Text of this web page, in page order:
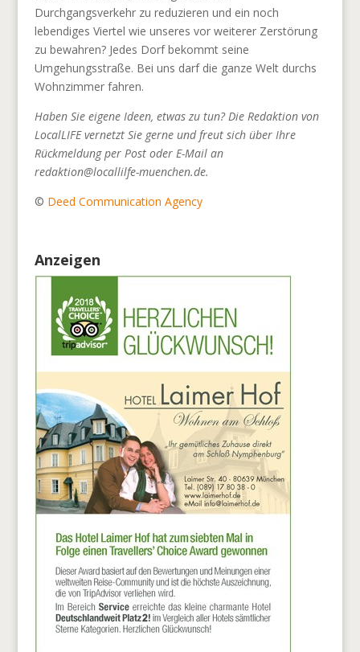
Durchgangsverkehr zu reduzieren und ein noch
lebendiges Viertel wie unseres vor weiterer Zerstörung
zu bewahren? Jedes Dorf bekommt seine
Umgehungsstraße. Bei uns darf die ganze Welt durchs
Wohnzimmer fahren.
Haben Sie eigene Ideen, etwas zu tun? Die Redaktion von
LocalLIFE vernetzt Sie gerne und freut sich über Ihre
Rückmeldung per Post oder E-Mail an
redaktion@locallilfe-muenchen.de.
© Deed Communication Agency
Anzeigen